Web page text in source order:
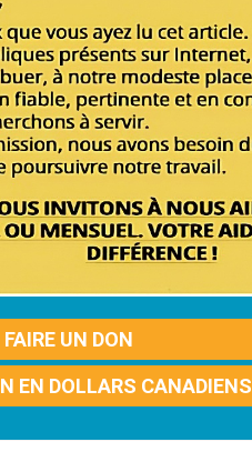
FAIRE UN DON
EN DOLLARS CANADIENS